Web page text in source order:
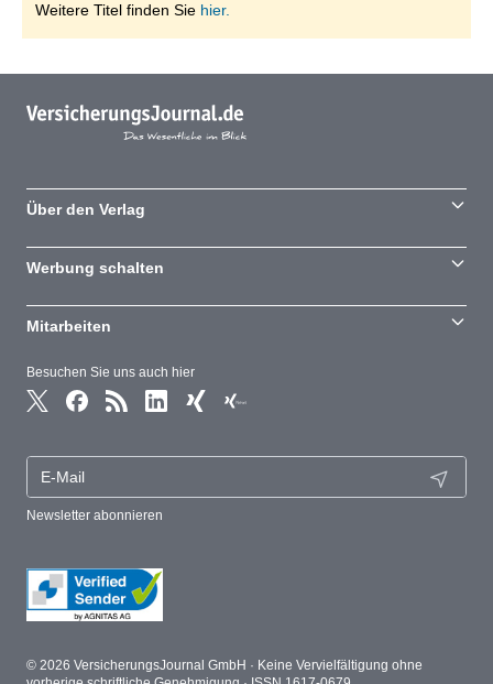
Weitere Titel finden Sie hier.
Besuchen Sie uns auch hier
Newsletter abonnieren
Über den Verlag
Werbung schalten
Mitarbeiten
© 2026 VersicherungsJournal GmbH · Keine Vervielfältigung ohne